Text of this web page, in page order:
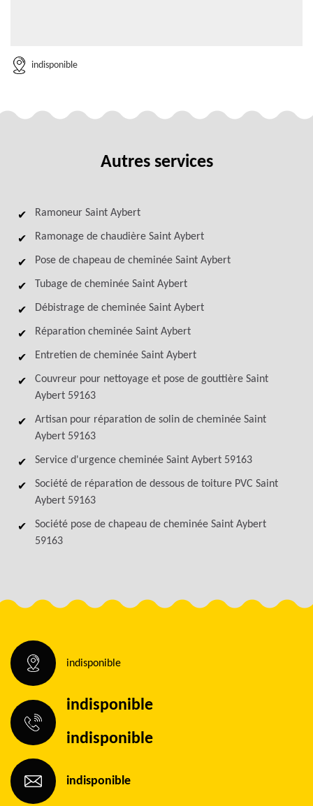
indisponible
Autres services
Ramoneur Saint Aybert
Ramonage de chaudière Saint Aybert
Pose de chapeau de cheminée Saint Aybert
Tubage de cheminée Saint Aybert
Débistrage de cheminée Saint Aybert
Réparation cheminée Saint Aybert
Entretien de cheminée Saint Aybert
Couvreur pour nettoyage et pose de gouttière Saint
Aybert 59163
Artisan pour réparation de solin de cheminée Saint
Aybert 59163
Service d'urgence cheminée Saint Aybert 59163
Société de réparation de dessous de toiture PVC Saint
Aybert 59163
Société pose de chapeau de cheminée Saint Aybert
59163
indisponible
indisponible
indisponible
indisponible